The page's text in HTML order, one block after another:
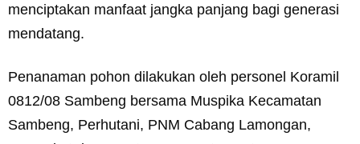
menciptakan manfaat jangka panjang bagi generasi
mendatang.
Penanaman pohon dilakukan oleh personel Koramil
0812/08 Sambeng bersama Muspika Kecamatan
Sambeng, Perhutani, PNM Cabang Lamongan,